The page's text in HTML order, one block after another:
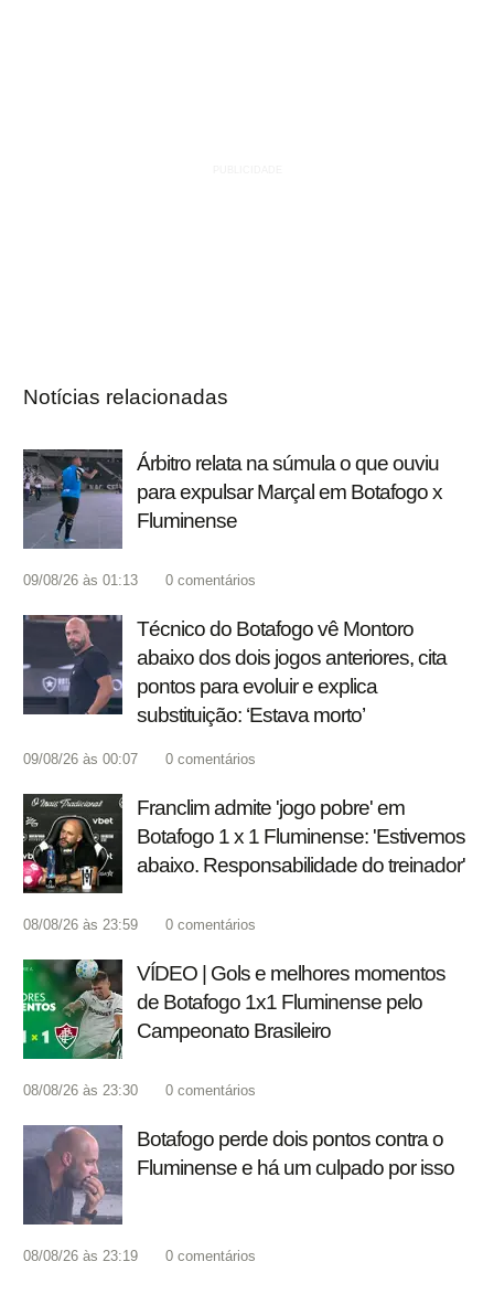
Notícias relacionadas
Árbitro relata na súmula o que ouviu
para expulsar Marçal em Botafogo x
Fluminense
09/08/26 às 01:13 0 comentários
Técnico do Botafogo vê Montoro
abaixo dos dois jogos anteriores, cita
pontos para evoluir e explica
substituição: ‘Estava morto’
09/08/26 às 00:07 0 comentários
Franclim admite 'jogo pobre' em
Botafogo 1 x 1 Fluminense: 'Estivemos
abaixo. Responsabilidade do treinador'
08/08/26 às 23:59 0 comentários
VÍDEO | Gols e melhores momentos
de Botafogo 1x1 Fluminense pelo
Campeonato Brasileiro
08/08/26 às 23:30 0 comentários
Botafogo perde dois pontos contra o
Fluminense e há um culpado por isso
08/08/26 às 23:19 0 comentários